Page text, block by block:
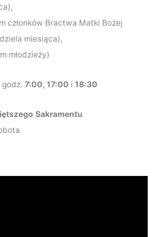
członków Bractwa Matki Bożej
miesiąca),
młodzieży)
7:00, 17:00 i 18:30
Sakramentu